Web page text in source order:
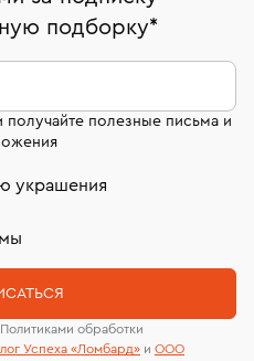
вам не подошло. 7
условия возврата
часов смотрите на
получены
геммологических
подборку*
полезные письма и
украшения
обработки
Успеха «Ломбард» и ООО